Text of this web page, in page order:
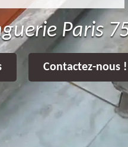
Paris
Contactez-nous !